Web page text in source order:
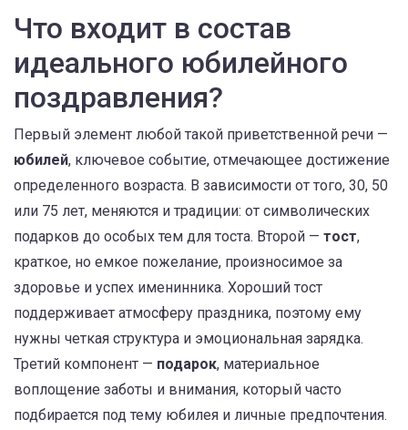
Что входит в состав
идеального юбилейного
поздравления?
Первый элемент любой такой приветственной речи —
юбилей, ключевое событие, отмечающее достижение
определенного возраста. В зависимости от того, 30, 50
или 75 лет, меняются и традиции: от символических
подарков до особых тем для тоста. Второй — тост,
краткое, но емкое пожелание, произносимое за
здоровье и успех именинника. Хороший тост
поддерживает атмосферу праздника, поэтому ему
нужны четкая структура и эмоциональная зарядка.
Третий компонент — подарок, материальное
воплощение заботы и внимания, который часто
подбирается под тему юбилея и личные предпочтения.